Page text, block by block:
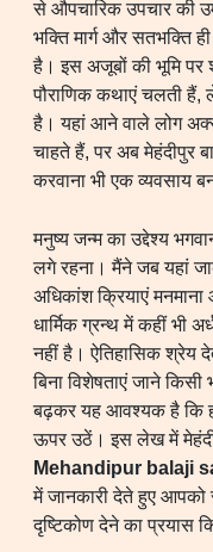
से औपचारिक उपचार की
भक्ति मार्ग और सतभक्ति
है। इस अजूबों की भूमि पर
पौराणिक कथाएं चलती हैं,
है। यहां आने वाले लोग
चाहते हैं, पर अब मेहंदीपुर
करवाना भी एक व्यवसाय
मनुष्य जन्म का उद्देश्य
लगे रहना। मैंने जब यहां
अधिकांश क्रियाएं
धार्मिक ग्रन्थ में कहीं भी
नहीं है। ऐतिहासिक श्रेय
बिना विशेषताएं जाने
बढ़कर यह आवश्यक है कि
ऊपर उठें। इस लेख में
Mehandipur balaji
में जानकारी देते हुए आपको
दृष्टिकोण देने का प्रयास